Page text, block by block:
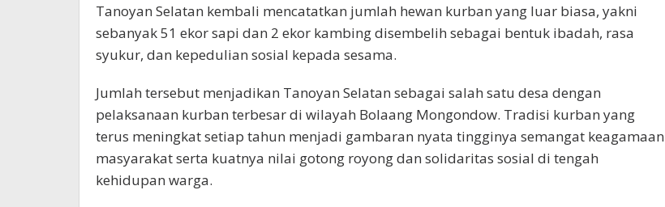
Tanoyan Selatan kembali mencatatkan jumlah hewan kurban yang luar biasa, yakni
sebanyak 51 ekor sapi dan 2 ekor kambing disembelih sebagai bentuk ibadah, rasa
syukur, dan kepedulian sosial kepada sesama.
Jumlah tersebut menjadikan Tanoyan Selatan sebagai salah satu desa dengan
pelaksanaan kurban terbesar di wilayah Bolaang Mongondow. Tradisi kurban yang
terus meningkat setiap tahun menjadi gambaran nyata tingginya semangat keagamaan
masyarakat serta kuatnya nilai gotong royong dan solidaritas sosial di tengah
kehidupan warga.